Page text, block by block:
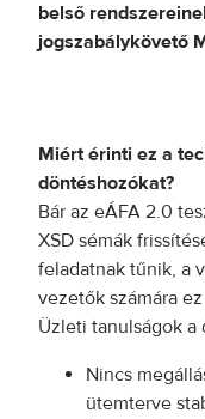
belső
jogszabálykövető
Miért érinti ez a
döntéshozókat?
Bár az eÁFA 2.0
XSD sémák
feladatnak tűnik, a
vezetők számára
Üzleti tanulságok a
Nincs
ütemterve